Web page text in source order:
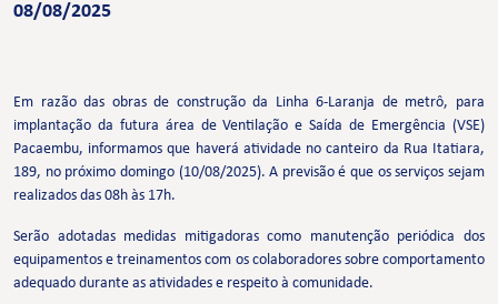
08/08/2025
Em razão das obras de construção da Linha 6-Laranja de metrô, para
implantação da futura área de Ventilação e Saída de Emergência (VSE)
Pacaembu, informamos que haverá atividade no canteiro da Rua Itatiara,
189, no próximo domingo (10/08/2025). A previsão é que os serviços sejam
realizados das 08h às 17h.
Serão adotadas medidas mitigadoras como manutenção periódica dos
equipamentos e treinamentos com os colaboradores sobre comportamento
adequado durante as atividades e respeito à comunidade.